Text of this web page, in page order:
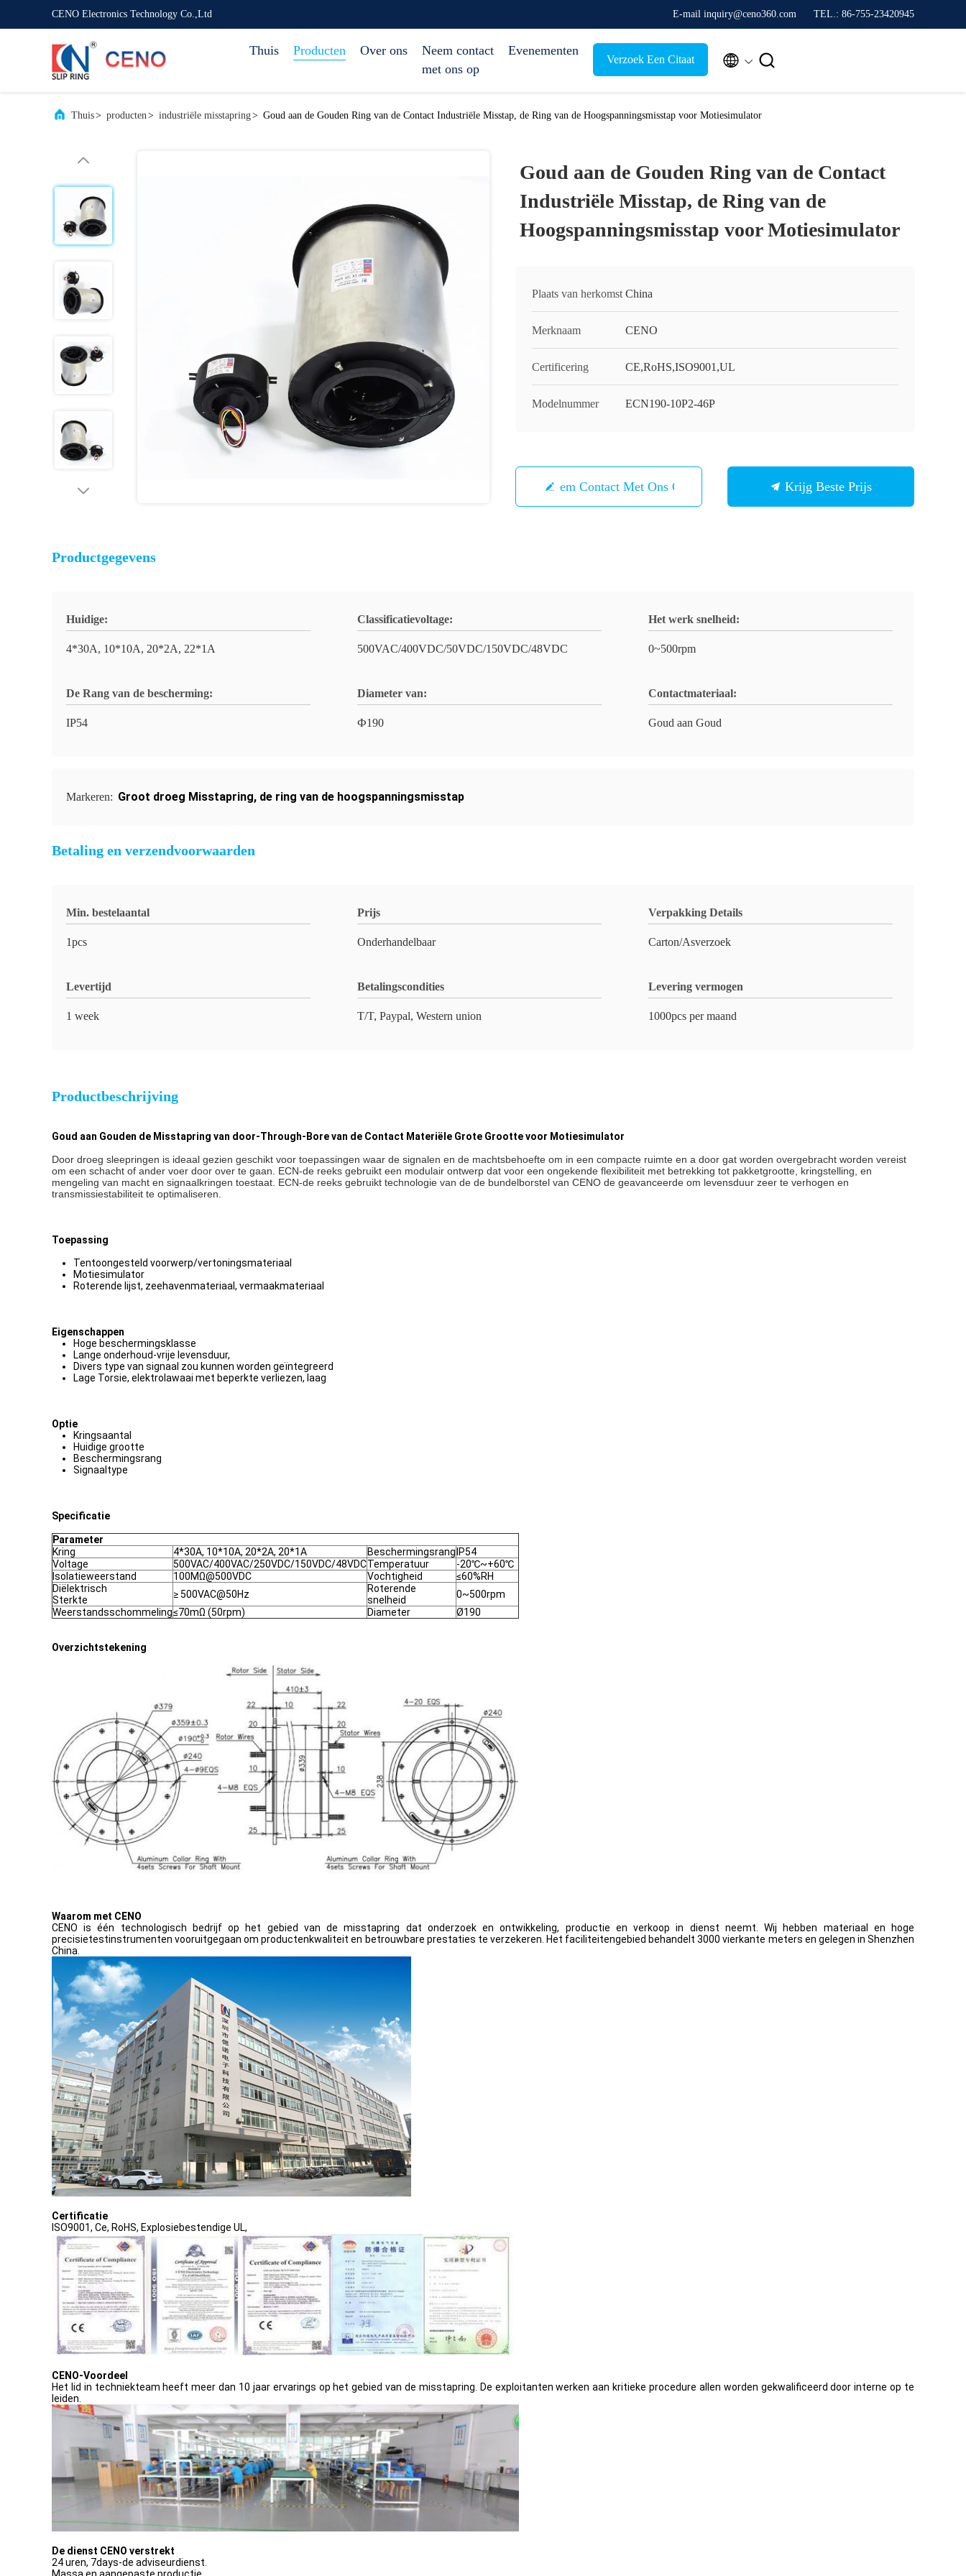
CENO Electronics Technology Co.,Ltd E-mail inquiry@ceno360.com TEL.: 86-755-23420945
Thuis Producten Over ons
Neem contact
met ons op
Evenementen
Verzoek Een Citaat  
Thuis> producten> industriële misstapring> Goud aan de Gouden Ring van de Contact Industriële Misstap, de Ring van de Hoogspanningsmisstap voor Motiesimulator
Goud aan de Gouden Ring van de Contact
Industriële Misstap, de Ring van de
Hoogspanningsmisstap voor Motiesimulator
Plaats van herkomst China
Merknaam CENO
Certificering CE,RoHS,ISO9001,UL
Modelnummer ECN190-10P2-46P
Neem Contact Met Ons Op Krijg Beste Prijs
Productgegevens
Huidige:
4*30A, 10*10A, 20*2A, 22*1A
Classificatievoltage:
500VAC/400VDC/50VDC/150VDC/48VDC
Het werk snelheid:
0~500rpm
De Rang van de bescherming:
IP54
Diameter van:
Ф190
Contactmateriaal:
Goud aan Goud
Markeren: Groot droeg Misstapring, de ring van de hoogspanningsmisstap
Betaling en verzendvoorwaarden
Min. bestelaantal
1pcs
Prijs
Onderhandelbaar
Verpakking Details
Carton/Asverzoek
Levertijd
1 week
Betalingscondities
T/T, Paypal, Western union
Levering vermogen
1000pcs per maand
Productbeschrijving
Goud aan Gouden de Misstapring van door-Through-Bore van de Contact Materiële Grote Grootte voor Motiesimulator
Door droeg sleepringen is ideaal gezien geschikt voor toepassingen waar de signalen en de machtsbehoefte om in een compacte ruimte en a door gat worden overgebracht worden vereist
om een schacht of ander voer door over te gaan. ECN-de reeks gebruikt een modulair ontwerp dat voor een ongekende flexibiliteit met betrekking tot pakketgrootte, kringstelling, en
mengeling van macht en signaalkringen toestaat. ECN-de reeks gebruikt technologie van de de bundelborstel van CENO de geavanceerde om levensduur zeer te verhogen en
transmissiestabiliteit te optimaliseren.
Toepassing
Tentoongesteld voorwerp/vertoningsmateriaal
Motiesimulator
Roterende lijst, zeehavenmateriaal, vermaakmateriaal
Eigenschappen
Hoge beschermingsklasse
Lange onderhoud-vrije levensduur,
Divers type van signaal zou kunnen worden geïntegreerd
Lage Torsie, elektrolawaai met beperkte verliezen, laag
Optie
Kringsaantal
Huidige grootte
Beschermingsrang
Signaaltype
Specificatie
Parameter
Kring
4*30A, 10*10A, 20*2A, 20*1A Beschermingsrang IP54
Voltage
500VAC/400VAC/250VDC/150VDC/48VDCTemperatuur
-20℃~+60℃
Isolatieweerstand
100MΩ@500VDC Vochtigheid
≤60%RH
Diëlektrisch
Sterkte
≥ 500VAC@50Hz
Roterende
snelheid
0~500rpm
Weerstandsschommeling≤70mΩ (50rpm) Diameter Ø190
Overzichtstekening
Waarom met CENO
CENO is één technologisch bedrijf op het gebied van de misstapring dat onderzoek en ontwikkeling, productie en verkoop in dienst neemt. Wij hebben materiaal en hoge
precisietestinstrumenten vooruitgegaan om productenkwaliteit en betrouwbare prestaties te verzekeren. Het faciliteitengebied behandelt 3000 vierkante meters en gelegen in Shenzhen
China.
Certificatie
ISO9001, Ce, RoHS, Explosiebestendige UL,
CENO-Voordeel
Het lid in techniekteam heeft meer dan 10 jaar ervarings op het gebied van de misstapring. De exploitanten werken aan kritieke procedure allen worden gekwalificeerd door interne op te
leiden.
De dienst CENO verstrekt
24 uren, 7days-de adviseurdienst.